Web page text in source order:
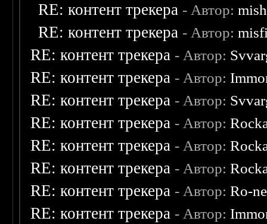
RE: контент трекера - Автор:
RE: контент трекера - Автор:
RE: контент трекера - Автор:
RE: контент трекера - Автор:
RE: контент трекера - Автор:
RE: контент трекера - Автор:
RE: контент трекера - Автор:
RE: контент трекера - Автор:
RE: контент трекера - Автор:Ro-
RE: контент трекера - Автор: